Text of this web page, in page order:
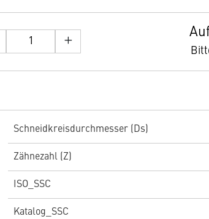
Schneidkreisdurchmesser (Ds)
Zähnezahl (Z)
ISO_SSC
Katalog_SSC